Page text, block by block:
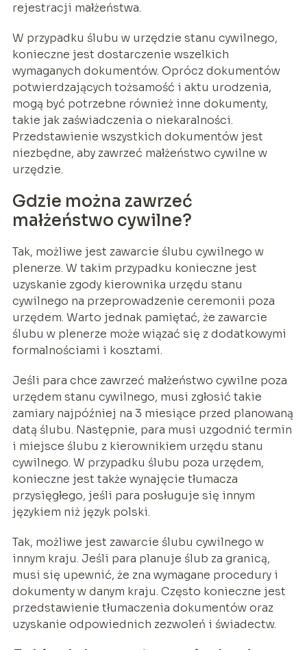
rejestracji małżeństwa.
W przypadku ślubu w urzędzie stanu cywilnego,
konieczne jest dostarczenie wszelkich
wymaganych dokumentów. Oprócz dokumentów
potwierdzających tożsamość i aktu urodzenia,
mogą być potrzebne również inne dokumenty,
takie jak zaświadczenia o niekaralności.
Przedstawienie wszystkich dokumentów jest
niezbędne, aby zawrzeć małżeństwo cywilne w
urzędzie.
Gdzie można zawrzeć
małżeństwo cywilne?
Tak, możliwe jest zawarcie ślubu cywilnego w
plenerze. W takim przypadku konieczne jest
uzyskanie zgody kierownika urzędu stanu
cywilnego na przeprowadzenie ceremonii poza
urzędem. Warto jednak pamiętać, że zawarcie
ślubu w plenerze może wiązać się z dodatkowymi
formalnościami i kosztami.
Jeśli para chce zawrzeć małżeństwo cywilne poza
urzędem stanu cywilnego, musi zgłosić takie
zamiary najpóźniej na 3 miesiące przed planowaną
datą ślubu. Następnie, para musi uzgodnić termin
i miejsce ślubu z kierownikiem urzędu stanu
cywilnego. W przypadku ślubu poza urzędem,
konieczne jest także wynajęcie tłumacza
przysięgłego, jeśli para posługuje się innym
językiem niż język polski.
Tak, możliwe jest zawarcie ślubu cywilnego w
innym kraju. Jeśli para planuje ślub za granicą,
musi się upewnić, że zna wymagane procedury i
dokumenty w danym kraju. Często konieczne jest
przedstawienie tłumaczenia dokumentów oraz
uzyskanie odpowiednich zezwoleń i świadectw.